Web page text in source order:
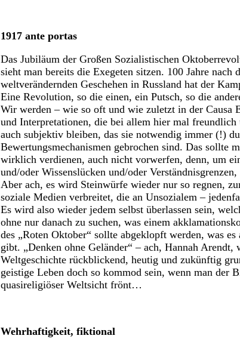
1917 ante portas
Das Jubiläum der Großen Sozialistischen
sieht man bereits die Exegeten sitzen. 100 Jahre
weltverändernden Geschehen in Russland hat der
Eine Revolution, so die einen, ein Putsch, so die
Wir werden – wie so oft und wie zuletzt in der Causa
und Interpretationen, die bei allem hier mal
auch subjektiv bleiben, das sie notwendig immer (!)
Bewertungsmechanismen gebrochen sind. Das sollte
wirklich verdienen, auch nicht vorwerfen, denn, um
und/oder Wissenslücken und/oder
Aber ach, es wird Steinwürfe wieder nur so regnen,
soziale Medien verbreitet, die an Unsozialem –
Es wird also wieder jedem selbst überlassen sein,
ohne nur danach zu suchen, was einem
des „Roten Oktober“ sollte abgeklopft werden, was
gibt. „Denken ohne Geländer“ – ach, Hannah
Weltgeschichte rückblickend, heutig und zukünftig
geistige Leben doch so kommod sein, wenn man der
quasireligiöser Weltsicht frönt…
Wehrhaftigkeit, fiktional